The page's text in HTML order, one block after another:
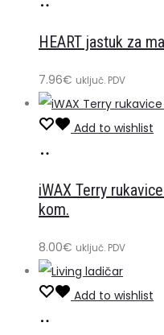
košaricu
HEART jastuk za
7.96€ uključ. PDV
Add to wishlist
košaricu
iWAX Terry
kom.
8.00€ uključ. PDV
Add to wishlist